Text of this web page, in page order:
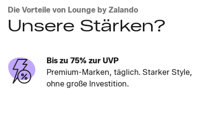
Die Vorteile von Lounge by Zalando
Unsere Stärken?
Bis zu 75% zur UVP
Premium-Marken, täglich. Starker Style,
ohne große Investition.